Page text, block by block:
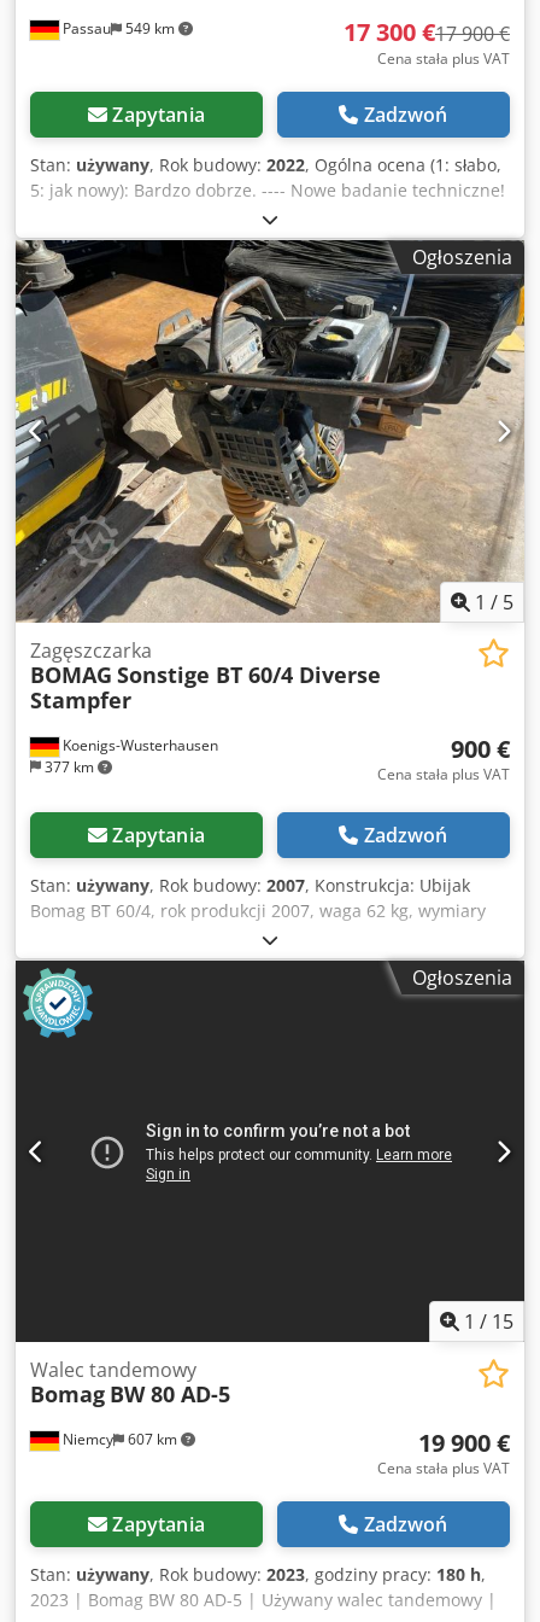
Passau 549 km 17 300 €17 900 €
Cena stała plus VAT
Zapytania Zadzwoń
Stan: używany, Rok budowy: 2022, Ogólna ocena (1: słabo,
5: jak nowy): Bardzo dobrze. ---- Nowe badanie techniczne!
Ogłoszenia
1 / 5
Koenigs-Wusterhausen
377 km
Zagęszczarka
BOMAG Sonstige BT 60/4 Diverse
Stampfer
900 €
Cena stała plus VAT
Zapytania Zadzwoń
Stan: używany, Rok budowy: 2007, Konstrukcja: Ubijak
Bomag BT 60/4, rok produkcji 2007, waga 62 kg, wymiary
stopy: 340x280 mm, silnik benzynowy Honda GX 100 / 2,5
kW. Djdpfxjvxpc Hj Aqleck Sprzedaż wyłącznie dla
przedsiębiorców. PRZY EKSPORCIE NALEŻY UIŚCIĆ TYLKO
CENĘ NETTO!!!!! WSZYSTKIE DANE PODANE BEZ
GWARANCJI, W TYM WYPOSAŻENIE I AKCESORIA. Podstawą
Ogłoszenia
1 / 15
Niemcy 607 km
Walec tandemowy
Bomag BW 80 AD-5
19 900 €
Cena stała plus VAT
Zapytania Zadzwoń
Stan: używany, Rok budowy: 2023, godziny pracy: 180 h,
2023 | Bomag BW 80 AD-5 | Używany walec tandemowy |